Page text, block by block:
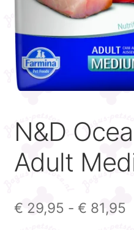
N&D
Adult
€ 29,95 - € 81,95